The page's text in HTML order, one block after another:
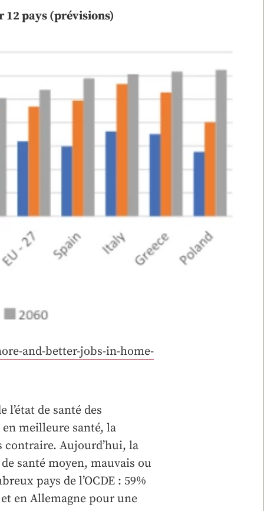
12 pays (prévisions)
and-better-jobs-in-home-
de santé des
meilleure santé, la
contraire. Aujourd’hui, la
santé moyen, mauvais ou
pays de l’OCDE : 59%
en Allemagne pour une